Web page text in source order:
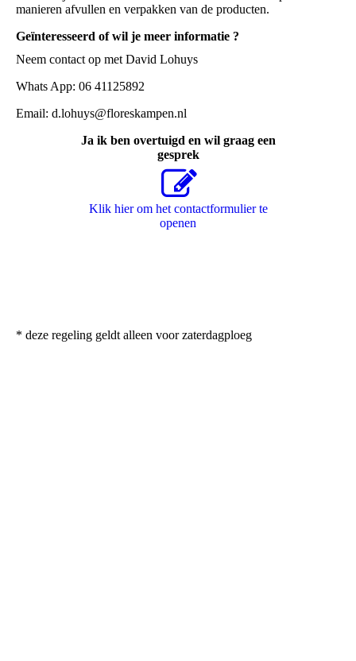
manieren afvullen en verpakken van de producten.
Geïnteresseerd of wil je meer informatie ?
Neem contact op met David Lohuys
Whats App: 06 41125892
Email: d.lohuys@floreskampen.nl
Ja ik ben overtuigd en wil graag een
gesprek
Klik hier om het contactformulier te
openen
* deze regeling geldt alleen voor zaterdagploeg